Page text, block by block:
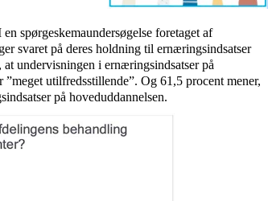
spørgeskemaundersøgelse foretaget af
svaret på deres holdning til ernæringsindsatser
undervisningen i ernæringsindsatser på
utilfredsstillende”. Og 61,5 procent mener,
på hoveduddannelsen.